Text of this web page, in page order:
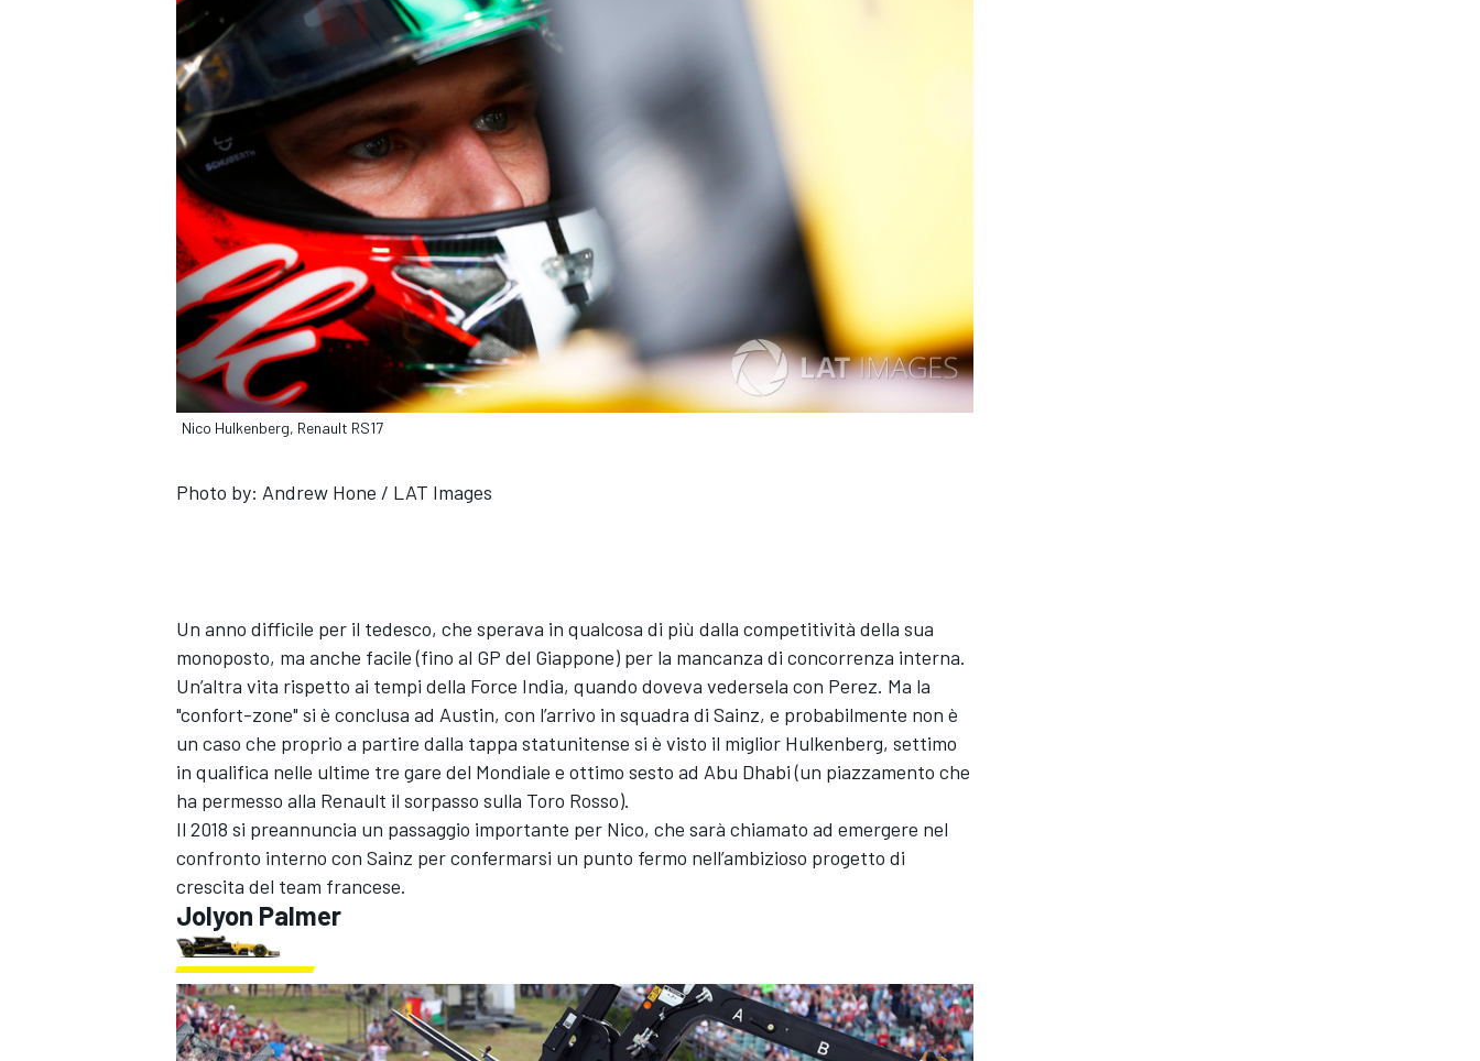
RALLY
Nico Hulkenberg, Renault RS17
Photo by: Andrew Hone / LAT Images
Un anno difficile per il tedesco, che sperava in qualcosa di più dalla competitività della sua
monoposto, ma anche facile (fino al GP del Giappone) per la mancanza di concorrenza interna.
Un’altra vita rispetto ai tempi della Force India, quando doveva vedersela con Perez. Ma la
"confort-zone" si è conclusa ad Austin, con l’arrivo in squadra di Sainz, e probabilmente non è
un caso che proprio a partire dalla tappa statunitense si è visto il miglior Hulkenberg, settimo
in qualifica nelle ultime tre gare del Mondiale e ottimo sesto ad Abu Dhabi (un piazzamento che
ha permesso alla Renault il sorpasso sulla Toro Rosso).
Il 2018 si preannuncia un passaggio importante per Nico, che sarà chiamato ad emergere nel
confronto interno con Sainz per confermarsi un punto fermo nell’ambizioso progetto di
crescita del team francese.
Jolyon Palmer